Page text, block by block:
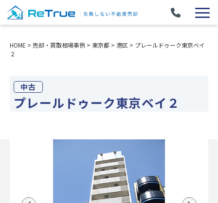
HOME > 売却・買取相場事例 > 東京都 > 港区 > プレールドゥーク東京ベイ
２
中古
プレールドゥーク東京ベイ２